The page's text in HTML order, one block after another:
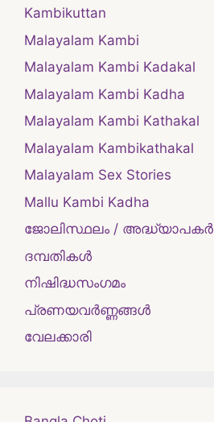
Kambikuttan
Malayalam Kambi
Malayalam Kambi Kadakal
Malayalam Kambi Kadha
Malayalam Kambi Kathakal
Malayalam Kambikathakal
Malayalam Sex Stories
Mallu Kambi Kadha
ജോലിസ്ഥലം / അദ്ധ്യാപകർ
ദമ്പതികള്‍
നിഷിദ്ധസംഗമം
പ്രണയവർണ്ണങ്ങൾ
വേലക്കാരി